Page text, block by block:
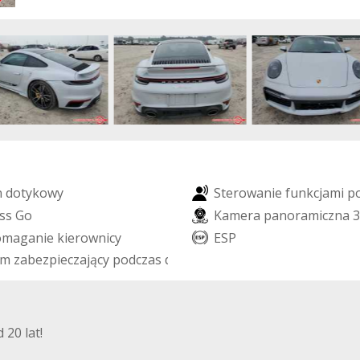
dotykowy Sterowanie funkcjami p
ss Go Kamera panoramiczna 3
maganie kierownicy ESP
m zabezpieczający podczas d
20 lat!